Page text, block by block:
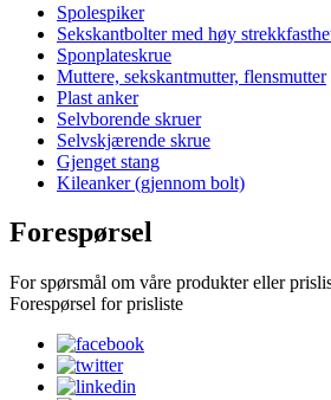
Spolespiker
Sekskantbolter med høy
Sponplateskrue
Muttere, sekskantmutter, flensmutter
Plast anker
Selvborende skruer
Selvskjærende skrue
Gjenget stang
Kileanker (gjennom bolt)
Forespørsel
For spørsmål om våre produkter eller
Forespørsel for prisliste